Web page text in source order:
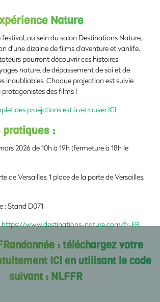
Nature
festival, au sein du salon Destinations Nature,
d'une dizaine de films d'aventure et vanlife.
pourront découvrir ces histoires
nature, de dépassement de soi et de
inoubliables. Chaque projection est suivie
protagonistes des films !
des proejctions est à retrouver ICI
pratiques :
2026 de 10h à 19h (fermeture à 18h le
de Versailles, 1 place de la porte de Versailles,
: Stand D071
https://www.destinations-nature.com/fr-FR
:téléchargez votre
ICI en utilisant le code
suivant : NLFFR